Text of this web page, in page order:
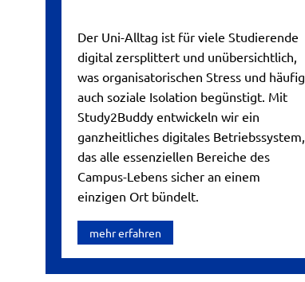
Der Uni-Alltag ist für viele Studierende
digital zersplittert und unübersichtlich,
was organisatorischen Stress und häufig
auch soziale Isolation begünstigt. Mit
Study2Buddy entwickeln wir ein
ganzheitliches digitales Betriebssystem,
das alle essenziellen Bereiche des
Campus-Lebens sicher an einem
einzigen Ort bündelt.
mehr erfahren